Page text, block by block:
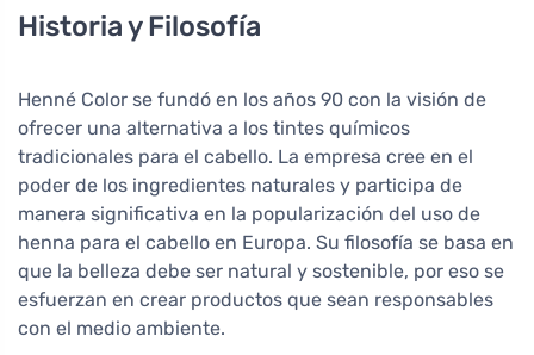
Historia y Filosofía
Henné Color se fundó en los años 90 con la visión de
ofrecer una alternativa a los tintes químicos
tradicionales para el cabello. La empresa cree en el
poder de los ingredientes naturales y participa de
manera significativa en la popularización del uso de
henna para el cabello en Europa. Su filosofía se basa en
que la belleza debe ser natural y sostenible, por eso se
esfuerzan en crear productos que sean responsables
con el medio ambiente.